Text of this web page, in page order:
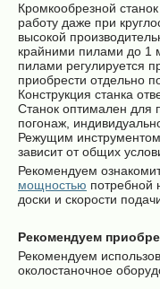
Кромкообрезной
работу даже при
высокой
крайними пилами до 1
пилами регулируется
приобрести отдельно
Конструкция станка
Станок оптимален для
погонаж,
Режущим
зависит от общих
Рекомендуем
мощностью потребной
доски и скорости
Рекомендуем
Рекомендуем
околостаночное